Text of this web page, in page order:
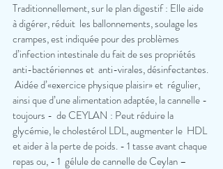
Traditionnellement, sur le plan digestif : Elle aide
à digérer, réduit  les ballonnements, soulage les
crampes, est indiquée pour des problèmes
d’infection intestinale du fait de ses propriétés
anti-bactériennes et  anti-virales, désinfectantes.
Aidée d’«exercice physique plaisir» et  régulier,
ainsi que d’une alimentation adaptée, la cannelle -
toujours -  de CEYLAN : Peut réduire la
glycémie, le cholestérol LDL, augmenter le  HDL
et aider à la perte de poids. - 1 tasse avant chaque
repas ou, - 1  gélule de cannelle de Ceylan –